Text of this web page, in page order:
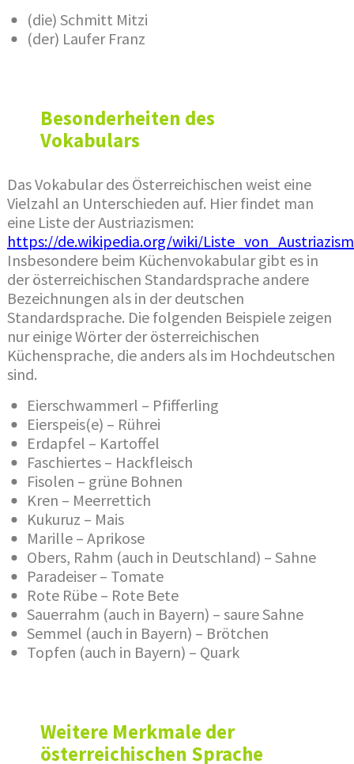
(die) Schmitt Mitzi
(der) Laufer Franz
Besonderheiten des
Vokabulars
Das Vokabular des Österreichischen weist eine
Vielzahl an Unterschieden auf. Hier findet man
eine Liste der Austriazismen:
https://de.wikipedia.org/wiki/
Insbesondere beim Küchenvokabular gibt es in
der österreichischen Standardsprache andere
Bezeichnungen als in der deutschen
Standardsprache. Die folgenden Beispiele zeigen
nur einige Wörter der österreichischen
Küchensprache, die anders als im Hochdeutschen
sind.
Eierschwammerl – Pfifferling
Eierspeis(e) – Rührei
Erdapfel – Kartoffel
Faschiertes – Hackfleisch
Fisolen – grüne Bohnen
Kren – Meerrettich
Kukuruz – Mais
Marille – Aprikose
Obers, Rahm (auch in Deutschland) – Sahne
Paradeiser – Tomate
Rote Rübe – Rote Bete
Sauerrahm (auch in Bayern) – saure Sahne
Semmel (auch in Bayern) – Brötchen
Topfen (auch in Bayern) – Quark
Weitere Merkmale der
österreichischen Sprache